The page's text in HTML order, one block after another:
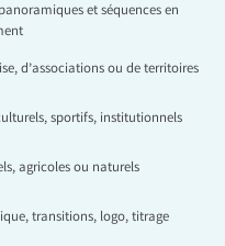
et séquences en
d’associations ou de territoires
sportifs, institutionnels
agricoles ou naturels
transitions, logo, titrage